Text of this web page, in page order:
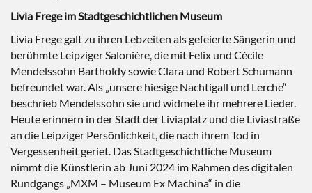
Livia Frege im Stadtgeschichtlichen Museum
Livia Frege galt zu ihren Lebzeiten als gefeierte Sängerin und
berühmte Leipziger Salonière, die mit Felix und Cécile
Mendelssohn Bartholdy sowie Clara und Robert Schumann
befreundet war. Als „unsere hiesige Nachtigall und Lerche“
beschrieb Mendelssohn sie und widmete ihr mehrere Lieder.
Heute erinnern in der Stadt der Liviaplatz und die Liviastraße
an die Leipziger Persönlichkeit, die nach ihrem Tod in
Vergessenheit geriet. Das Stadtgeschichtliche Museum
nimmt die Künstlerin ab Juni 2024 im Rahmen des digitalen
Rundgangs „MXM – Museum Ex Machina“ in die